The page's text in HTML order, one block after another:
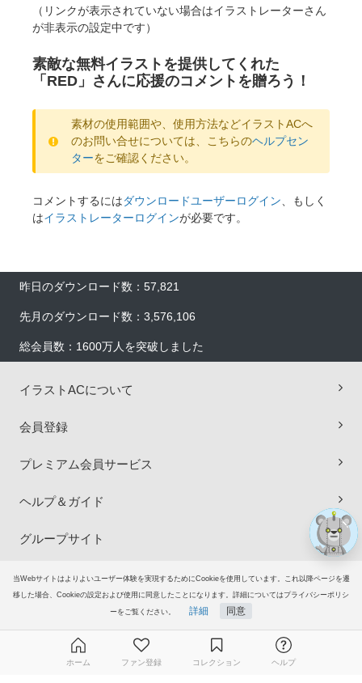
当Webサイトはよりよいユーザー体験を実現するためにCookieを使用しています。これ以降ページを遷
移した場合、Cookieの設定および使用に同意したことになります。詳細についてはプライバシーポリシ
ーをご覧ください。 詳細 同意
（リンクが表示されていない場合はイラストレーターさん
が非表示の設定中です）
素敵な無料イラストを提供してくれた
「RED」さんに応援のコメントを贈ろう！
素材の使用範囲や、使用方法などイラストACへ
のお問い合せについては、こちらのヘルプセン
ターをご確認ください。
コメントするにはダウンロードユーザーログイン、もしく
はイラストレーターログインが必要です。
昨日のダウンロード数：57,821
先月のダウンロード数：3,576,106
総会員数：1600万人を突破しました
イラストACについて
会員登録
プレミアム会員サービス
ヘルプ＆ガイド
グループサイト
ご意見・ご要望
© 2006-2026 イラストAC
ホーム ファン登録 コレクション ヘルプ